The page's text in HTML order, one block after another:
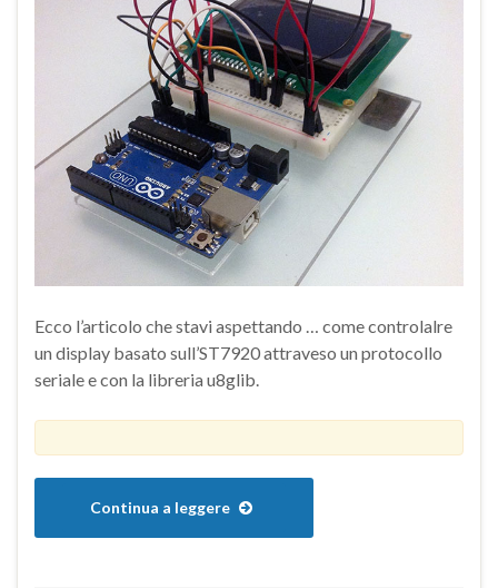
Ecco l’articolo che stavi aspettando … come controlalre
un display basato sull’ST7920 attraveso un protocollo
seriale e con la libreria u8glib.
Continua a leggere